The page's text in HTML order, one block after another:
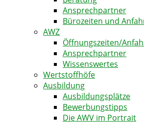
Ansprechpartner
Bürozeiten und
AWZ
Öffnungszeiten/
Ansprechpartner
Wissenswertes
Wertstoffhöfe
Ausbildung
Ausbildungsplätze
Bewerbungstipps
Die AWV im Portrait